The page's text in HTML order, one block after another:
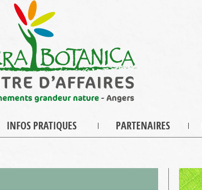
INFOS PRATIQUES PARTENAIRES